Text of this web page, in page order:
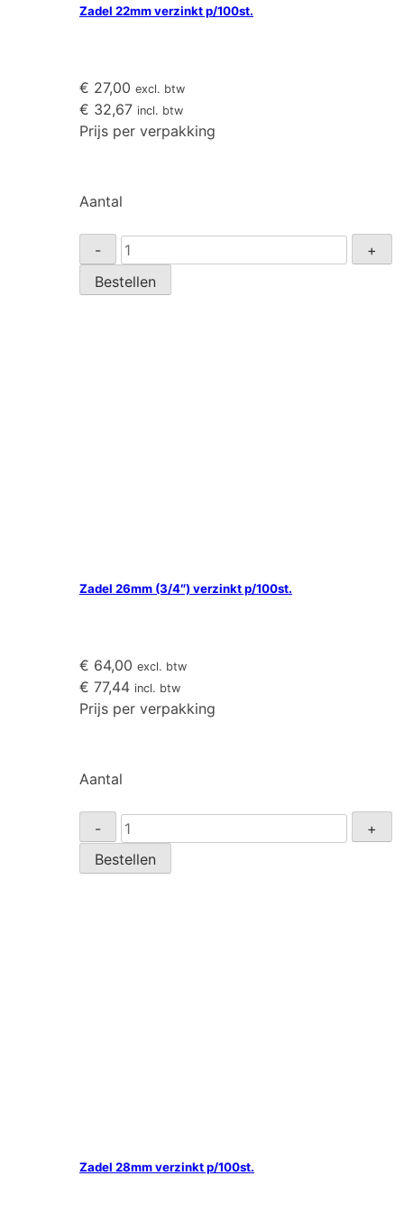
Zadel 22mm verzinkt p/100st.
€ 27,00 excl. btw
€ 32,67 incl. btw
Prijs per verpakking
Aantal
-
Zadel
22mm
verzinkt
+
Bestellen
Zadel 26mm (3/4″) verzinkt p/100st.
€ 64,00 excl. btw
€ 77,44 incl. btw
Prijs per verpakking
Aantal
-
Zadel
26mm
(3/4")
+
Bestellen
Zadel 28mm verzinkt p/100st.